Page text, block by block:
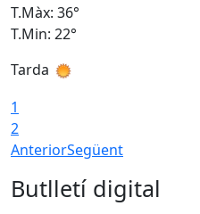
T.Màx: 36°
T.Min: 22°
Tarda
1
2
AnteriorSegüent
Butlletí digital